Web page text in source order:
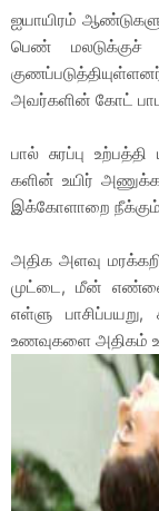
ஐயாயிரம்
பெண் மலடுக்குச்
அவர்களின் கோட்
பால் சுரப்பு
களின் உயிர்
இக்கோளாறை
அதிக அளவு
முட்டை, மீன்
எள்ளு
உணவுகளை அதிகம்